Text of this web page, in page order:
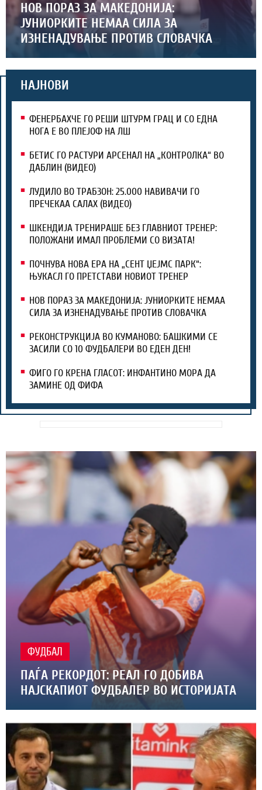
НОВ ПОРАЗ ЗА МАКЕДОНИЈА:
ЈУНИОРКИТЕ НЕМАА СИЛА ЗА
ИЗНЕНАДУВАЊЕ ПРОТИВ СЛОВАЧКА
НАЈНОВИ
ФЕНЕРБАХЧЕ ГО РЕШИ ШТУРМ ГРАЦ И СО ЕДНА
НОГА Е ВО ПЛЕЈОФ НА ЛШ
БЕТИС ГО РАСТУРИ АРСЕНАЛ НА „КОНТРОЛКА“ ВО
ДАБЛИН (ВИДЕО)
ЛУДИЛО ВО ТРАБЗОН: 25.000 НАВИВАЧИ ГО
ПРЕЧЕКАА САЛАХ (ВИДЕО)
ШКЕНДИЈА ТРЕНИРАШЕ БЕЗ ГЛАВНИОТ ТРЕНЕР:
ПОЛОЖАНИ ИМАЛ ПРОБЛЕМИ СО ВИЗАТА!
ПОЧНУВА НОВА ЕРА НА „СЕНТ ЏЕЈМС ПАРК“:
ЊУКАСЛ ГО ПРЕТСТАВИ НОВИОТ ТРЕНЕР
НОВ ПОРАЗ ЗА МАКЕДОНИЈА: ЈУНИОРКИТЕ НЕМАА
СИЛА ЗА ИЗНЕНАДУВАЊЕ ПРОТИВ СЛОВАЧКА
РЕКОНСТРУКЦИЈА ВО КУМАНОВО: БАШКИМИ СЕ
ЗАСИЛИ СО 10 ФУДБАЛЕРИ ВО ЕДЕН ДЕН!
ФИГО ГО КРЕНА ГЛАСОТ: ИНФАНТИНО МОРА ДА
ЗАМИНЕ ОД ФИФА
ФУДБАЛ
ПАЃА РЕКОРДОТ: РЕАЛ ГО ДОБИВА
НАЈСКАПИОТ ФУДБАЛЕР ВО ИСТОРИЈАТА